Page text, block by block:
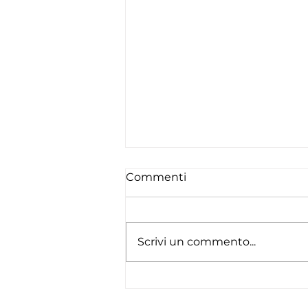
Commenti
Scrivi un commento...